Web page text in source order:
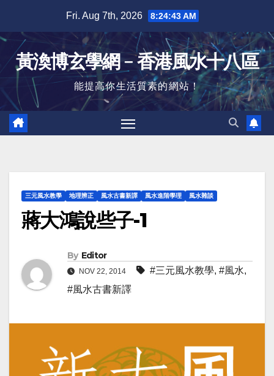
content
Fri. Aug 7th, 2026 8:24:44 AM
黃渙博玄學網﹣香港風水十八區
能提高你生活質素的網站！
三元風水教學 地理辨正 風水古書新譯 風水進階學理 風水雜談
蔣大鴻說些子-1
By Editor
NOV 22, 2014 #三元風水教學, #風水,
#風水古書新譯